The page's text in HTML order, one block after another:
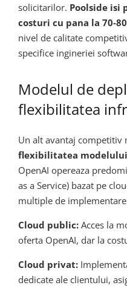
solicitarilor. Poolside isi
costuri cu pana la 70-
nivel de calitate
specifice ingineriei
Modelul de
flexibilitatea
Un alt avantaj competitiv
flexibilitatea
OpenAI opereaza
as a Service) bazat pe
multiple de
Cloud public: Acces la
oferta OpenAI, dar la
Cloud privat:
dedicate ale clientului,